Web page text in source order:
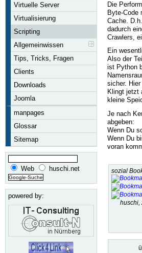
Virtuelle Server
Virtualisierung
Scripting
Allgemeinwissen
Tips, Tricks, Fragen
Clients
Downloads
Joomla
manpages
Glossar
Sitemap
Web huschi.net
powered by:
Die
Byte-Code
Cache.
dadurch
Crawlers,
Ein
Also der
ist Python
sicher.
Klingt jetzt
kleine
Je nach
abgeben:
Wenn Du
Wenn Du
voran
sozial